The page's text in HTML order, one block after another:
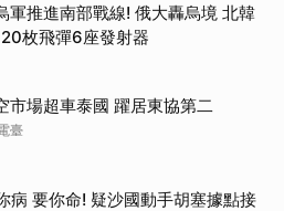
軍推進南部戰線! 俄大轟烏境 北韓
枚飛彈6座發射器
市場超車泰國 躍居東協第二
臺
病 要你命! 疑沙國動手胡塞據點接